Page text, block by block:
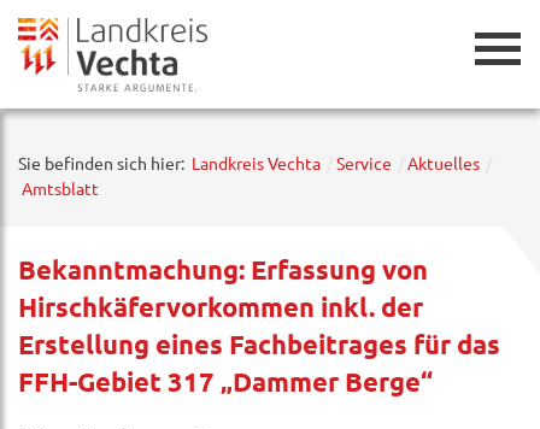
Sie befinden sich hier: Landkreis Vechta Service
Aktuelles
Amtsblatt
Bekanntmachung: Erfassung von
Hirschkäfervorkommen inkl. der
Erstellung eines Fachbeitrages für das
FFH-Gebiet 317 „Dammer Berge“